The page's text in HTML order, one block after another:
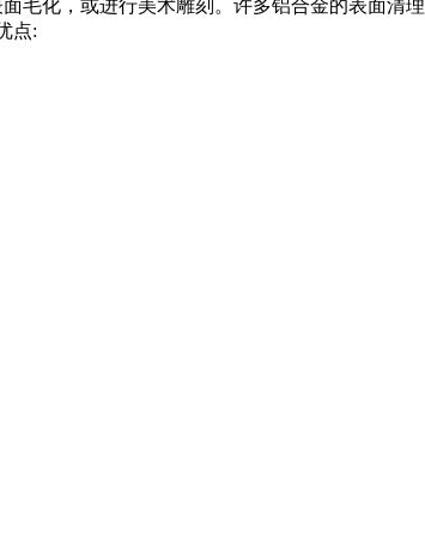
毛化，或进行美术雕刻。许多铝合金的表面清理
点: